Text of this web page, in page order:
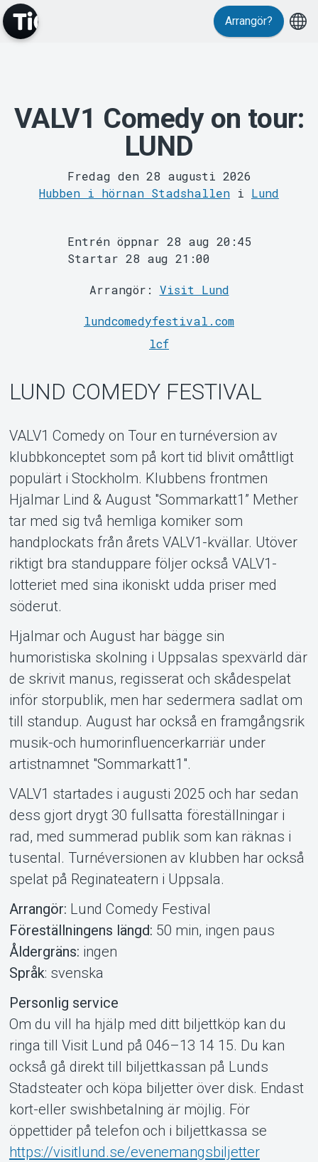
Evenemang
Support
Om Tickster
Arrangör?
VALV1 Comedy on tour:
LUND
Fredag den 28 augusti 2026
Hubben i hörnan Stadshallen i Lund
Entrén öppnar 28 aug 20:45
Startar 28 aug 21:00
Arrangör: Visit Lund
lundcomedyfestival.com
lcf
LUND COMEDY FESTIVAL
VALV1 Comedy on Tour en turnéversion av
klubbkonceptet som på kort tid blivit omåttligt
populärt i Stockholm. Klubbens frontmen
Hjalmar Lind & August "Sommarkatt1” Mether
tar med sig två hemliga komiker som
handplockats från årets VALV1-kvällar. Utöver
riktigt bra standuppare följer också VALV1-
lotteriet med sina ikoniskt udda priser med
söderut.
Hjalmar och August har bägge sin
humoristiska skolning i Uppsalas spexvärld där
de skrivit manus, regisserat och skådespelat
inför storpublik, men har sedermera sadlat om
till standup. August har också en framgångsrik
musik-och humorinfluencerkarriär under
artistnamnet "Sommarkatt1".
VALV1 startades i augusti 2025 och har sedan
dess gjort drygt 30 fullsatta föreställningar i
rad, med summerad publik som kan räknas i
tusental. Turnéversionen av klubben har också
spelat på Reginateatern i Uppsala.
Arrangör: Lund Comedy Festival
Föreställningens längd: 50 min, ingen paus
Åldergräns: ingen
Språk: svenska
Personlig service
Om du vill ha hjälp med ditt biljettköp kan du
ringa till Visit Lund på 046–13 14 15. Du kan
också gå direkt till biljettkassan på Lunds
Stadsteater och köpa biljetter över disk. Endast
kort-eller swishbetalning är möjlig. För
öppettider på telefon och i biljettkassa se
https://visitlund.se/evenemangsbiljetter